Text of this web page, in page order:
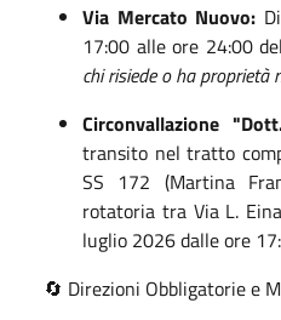
Via Mercato Nuovo:
17:00 alle ore 24:00
chi risiede o ha proprietà
Circonvallazione
transito nel tratto
SS 172 (Martina
rotatoria tra Via L.
luglio 2026 dalle ore
🔄 Direzioni Obbligatorie e